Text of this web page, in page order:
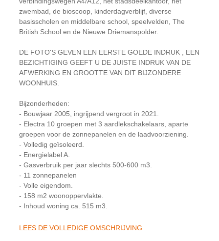
zwembad, de bioscoop, kinderdagverblijf, diverse
basisscholen en middelbare school, speelvelden, The
British School en de Nieuwe Driemanspolder.
DE FOTO'S GEVEN EEN EERSTE GOEDE INDRUK , EEN
BEZICHTIGING GEEFT U DE JUISTE INDRUK VAN DE
AFWERKING EN GROOTTE VAN DIT BIJZONDERE
WOONHUIS.
Bijzonderheden:
- Bouwjaar 2005, ingrijpend vergroot in 2021.
- Electra 10 groepen met 3 aardlekschakelaars, aparte
groepen voor de zonnepanelen en de laadvoorziening.
- Volledig geïsoleerd.
- Energielabel A.
- Gasverbruik per jaar slechts 500-600 m3.
- 11 zonnepanelen
- Volle eigendom.
- 158 m2 woonoppervlakte.
- Inhoud woning ca. 515 m3.
LEES DE VOLLEDIGE OMSCHRIJVING